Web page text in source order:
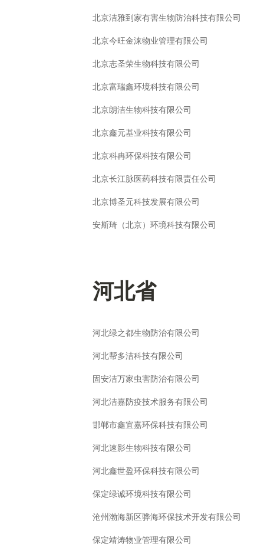
北京洁雅到家有害生物防治科技有限公司
北京今旺金涞物业管理有限公司
北京志圣荣生物科技有限公司
北京富瑞鑫环境科技有限公司
北京朗洁生物科技有限公司
北京鑫元基业科技有限公司
北京科冉环保科技有限公司
北京长江脉医药科技有限责任公司
北京博圣元科技发展有限公司
安斯琦（北京）环境科技有限公司
河北省
河北绿之都生物防治有限公司
河北帮多洁科技有限公司
固安洁万家虫害防治有限公司
河北洁嘉防疫技术服务有限公司
邯郸市鑫宜嘉环保科技有限公司
河北速影生物科技有限公司
河北鑫世盈环保科技有限公司
保定绿诚环境科技有限公司
沧州渤海新区骅海环保技术开发有限公司
保定靖涛物业管理有限公司